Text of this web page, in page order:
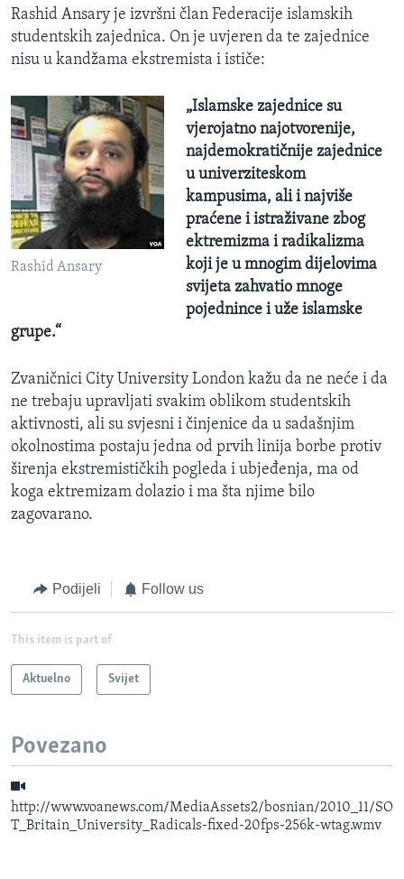
Rashid Ansary je izvršni član Federacije islamskih
studentskih zajednica. On je uvjeren da te zajednice
nisu u kandžama ekstremista i ističe:
Rashid Ansary
„Islamske zajednice su
vjerojatno najotvorenije,
najdemokratičnije zajednice
u univerziteskom
kampusima, ali i najviše
praćene i istraživane zbog
ektremizma i radikalizma
koji je u mnogim dijelovima
svijeta zahvatio mnoge
pojednince i uže islamske
grupe.“
Zvaničnici City University London kažu da ne neće i da
ne trebaju upravljati svakim oblikom studentskih
aktivnosti, ali su svjesni i činjenice da u sadašnjim
okolnostima postaju jedna od prvih linija borbe protiv
širenja ekstremističkih pogleda i ubjeđenja, ma od
koga ektremizam dolazio i ma šta njime bilo
zagovarano.
Podijeli Follow us
This item is part of
Aktuelno Svijet
Povezano
http://www.voanews.com/MediaAssets2/bosnian/2010_11/SO
T_Britain_University_Radicals-fixed-20fps-256k-wtag.wmv